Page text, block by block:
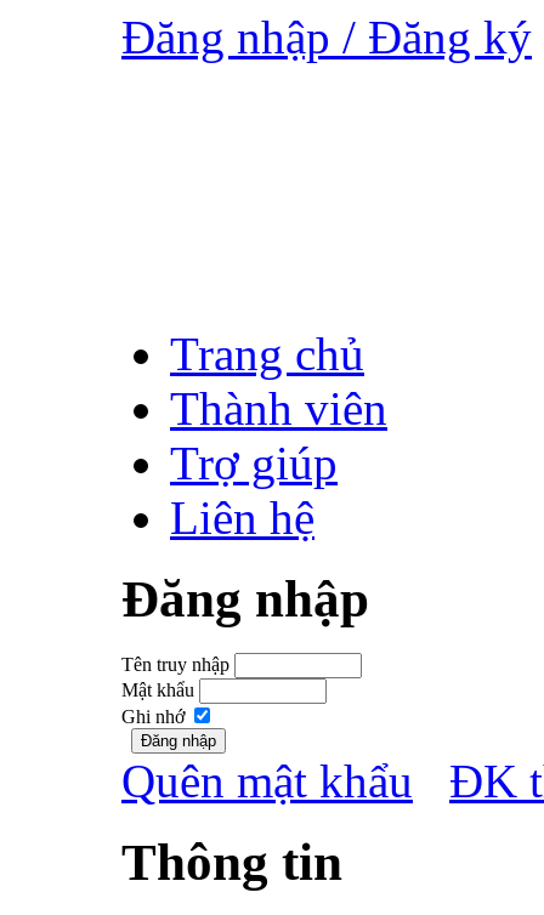
Đăng nhập / Đăng ký
Trang chủ
Thành viên
Trợ giúp
Liên hệ
Đăng nhập
Tên truy nhập
Mật khẩu
Ghi nhớ
Quên mật khẩu ĐK
Thông tin